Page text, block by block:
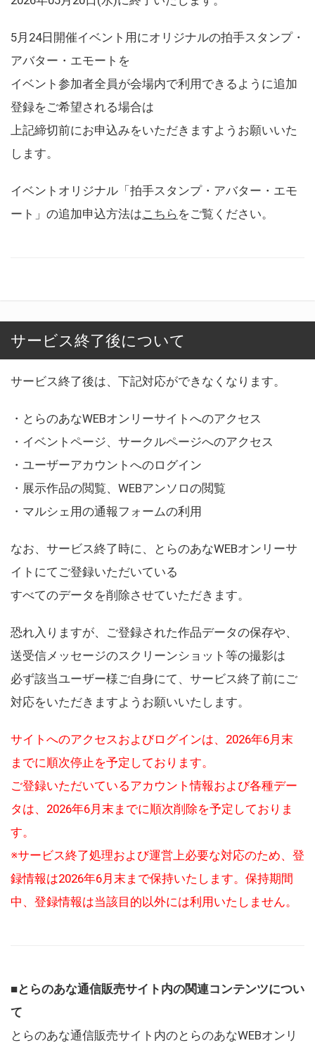
5月24日開催イベント用にオリジナルの拍手スタンプ・
アバター・エモートを
イベント参加者全員が会場内で利用できるように追加
登録をご希望される場合は
上記締切前にお申込みをいただきますようお願いいた
します。
イベントオリジナル「拍手スタンプ・アバター・エモ
ート」の追加申込方法はこちら をご覧ください。
サービス終了後について
サービス終了後は、下記対応ができなくなります。
・とらのあなWEBオンリーサイトへのアクセス
・イベントページ、サークルページへのアクセス
・ユーザーアカウントへのログイン
・展示作品の閲覧、WEBアンソロの閲覧
・マルシェ用の通報フォームの利用
なお、サービス終了時に、とらのあなWEBオンリーサ
イトにてご登録いただいている
すべてのデータを削除させていただきます。
恐れ入りますが、ご登録された作品データの保存や、
送受信メッセージのスクリーンショット等の撮影は
必ず該当ユーザー様ご自身にて、サービス終了前にご
対応をいただきますようお願いいたします。
サイトへのアクセスおよびログインは、2026年6月末
までに順次停止を予定しております。
ご登録いただいているアカウント情報および各種デー
タは、2026年6月末までに順次削除を予定しておりま
す。
※サービス終了処理および運営上必要な対応のため、登
録情報は2026年6月末まで保持いたします。保持期間
中、登録情報は当該目的以外には利用いたしません。
■とらのあな通信販売サイト内の関連コンテンツについ
て
とらのあな通信販売サイト内のとらのあなWEBオンリ